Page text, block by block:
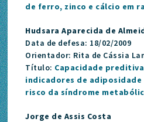
de ferro, zinco e cálcio em
Hudsara Aparecida de
Data de defesa: 18/02/2009
Orientador: Rita de Cássia
Título: Capacidade
indicadores de adiposidade
risco da síndrome
Jorge de Assis Costa